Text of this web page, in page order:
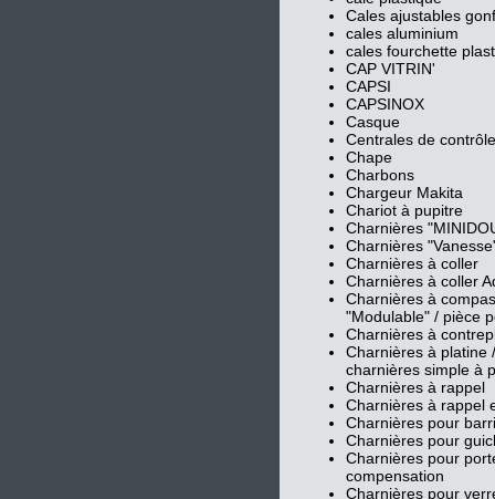
Cales ajustables
cales aluminium
cales fourchette
CAP VITRIN'
CAPSI
CAPSINOX
Casque
Centrales de
Chape
Charbons
Chargeur Makita
Chariot à pupitre
Charnières
Charnières
Charnières à coller
Charnières à coller
Charnières à
"Modulable" / pièce
Charnières à
Charnières à platine
charnières simple à
Charnières à rappel
Charnières à rappel
Charnières pour
Charnières pour
Charnières pour
compensation
Charnières pour